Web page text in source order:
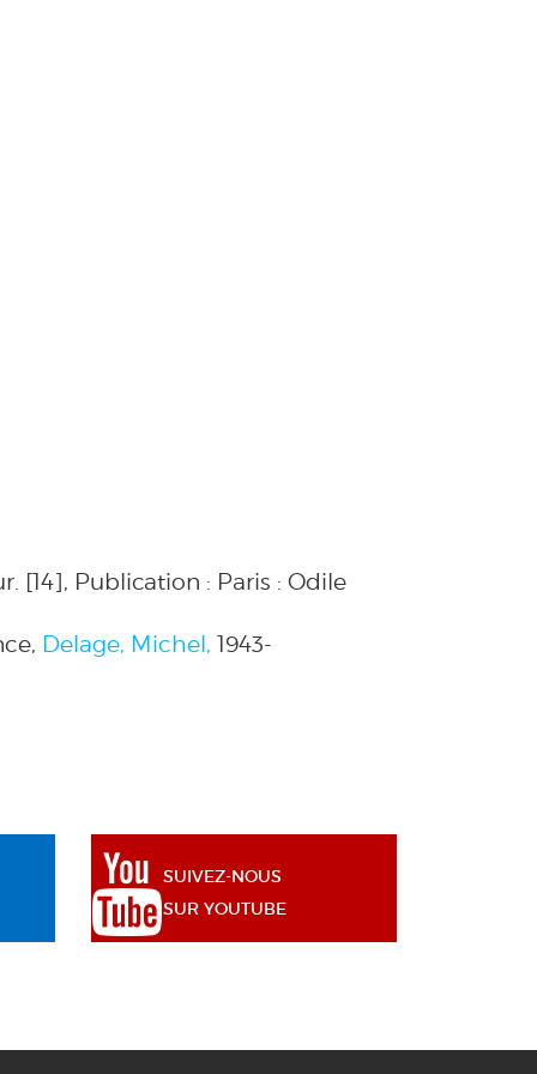
[14], Publication : Paris : Odile
Delage, Michel, 1943-
SUIVEZ-NOUS
SUR YOUTUBE